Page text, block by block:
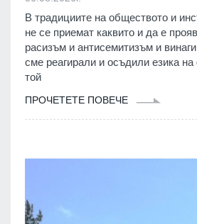
В традициите на обществото и
не се приемат каквито и да е
расизъм и антисемитизъм и
сме реагирали и осъдили езика
той
ПРОЧЕТЕТЕ ПОВЕЧЕ